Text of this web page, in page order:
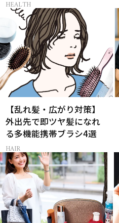
HEALTH
【乱れ髪・広がり対策】
外出先で即ツヤ髪になれ
る多機能携帯ブラシ4選
HAIR